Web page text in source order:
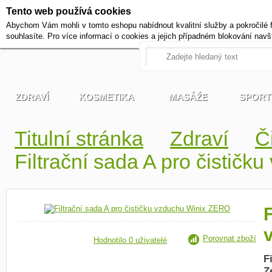
Titulní stránka Zdraví
Filtrační sada A pro
Hodnotilo 0 uživatelé Porovnat zboží
Pracovní dny od 9 do 17
ZDRAVÍ KOSMETIKA MASÁŽE SPORT
Tento web používá cookies
Abychom Vám mohli v tomto eshopu nabídnout kvalitní služby a
souhlasíte. Pro více informací o cookies a jejich případném blokování